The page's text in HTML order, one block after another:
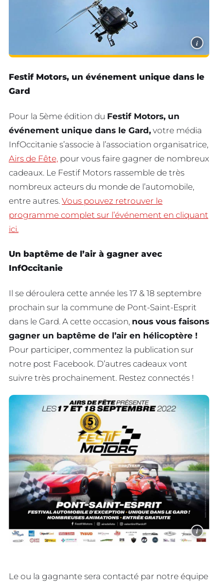
i
Festif Motors, un événement unique dans le
Gard
Pour la 5ème édition du Festif Motors, un
événement unique dans le Gard, votre média
InfOccitanie s’associe à l’association organisatrice,
Airs de Fête, pour vous faire gagner de nombreux
cadeaux. Le Festif Motors rassemble de très
nombreux acteurs du monde de l’automobile,
entre autres. Vous pouvez retrouver le
programme complet sur l’événement en cliquant
ici.
Un baptême de l’air à gagner avec
InfOccitanie
Il se déroulera cette année les 17 & 18 septembre
prochain sur la commune de Pont-Saint-Esprit
dans le Gard. A cette occasion, nous vous faisons
gagner un baptême de l’air en hélicoptère !
Pour participer, commentez la publication sur
notre post Facebook. D’autres cadeaux vont
suivre très prochainement. Restez connectés !
i
Le ou la gagnante sera contacté par notre équipe